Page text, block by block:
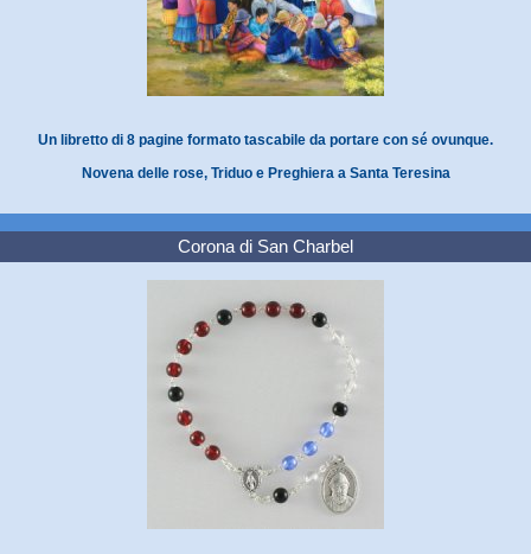
Un libretto di 8 pagine formato tascabile da portare con sé ovunque.
Novena delle rose, Triduo e Preghiera a Santa Teresina
Corona di San Charbel